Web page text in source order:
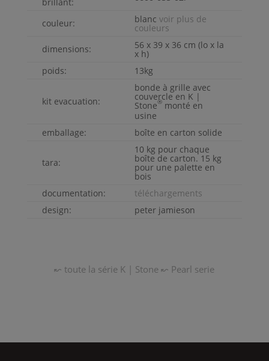
couleur: blanc voir plus de
couleurs
dimensions:
56 x 39 x 36 cm (lo x la
x h)
poids:
13kg
kit evacuation:
bonde à grille avec
couvercle en K |
Stone®monté en
usine
emballage:
boîte en carton solide
tara:
10 kg pour chaque
boîte de carton. 15 kg
pour une palette en
bois
documentation:
téléchargements
design:
peter jamieson
↜ toute la série K | Stone ↜ Pearl serie